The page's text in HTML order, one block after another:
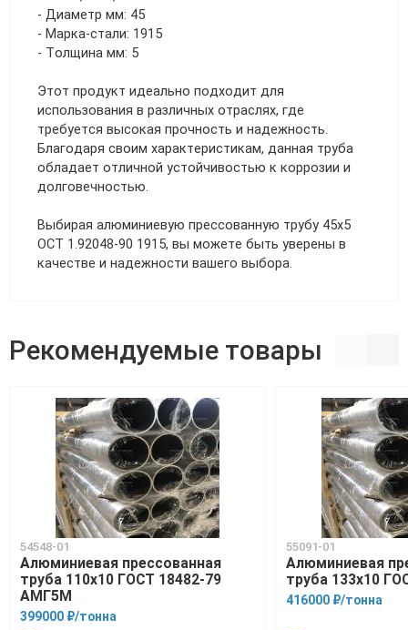
- Диаметр мм: 45
- Марка-стали: 1915
- Толщина мм: 5
Этот продукт идеально подходит для
использования в различных отраслях, где
требуется высокая прочность и надежность.
Благодаря своим характеристикам, данная труба
обладает отличной устойчивостью к коррозии и
долговечностью.
Выбирая алюминиевую прессованную трубу 45х5
ОСТ 1.92048-90 1915, вы можете быть уверены в
качестве и надежности вашего выбора.
Рекомендуемые товары
54548-01
Алюминиевая прессованная
труба 110х10 ГОСТ 18482-79
АМГ5М
399000 ₽/тонна
55091-01
Алюминиевая
труба 133х10
416000 ₽/тонна